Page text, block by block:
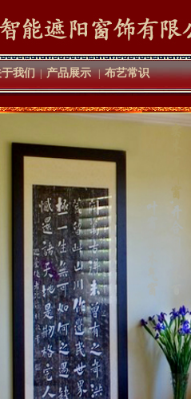
我们|产品展示|布艺常识